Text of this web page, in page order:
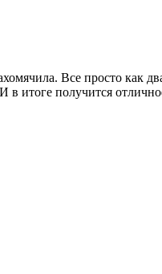
Все просто
итоге получится